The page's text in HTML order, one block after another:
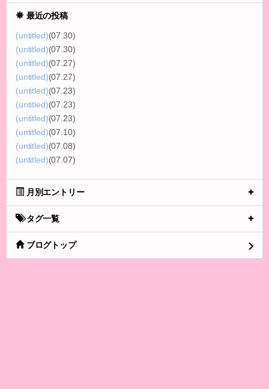
最近の投稿
(untitled)(07.30)
(untitled)(07.30)
(untitled)(07.27)
(untitled)(07.27)
(untitled)(07.23)
(untitled)(07.23)
(untitled)(07.23)
(untitled)(07.10)
(untitled)(07.08)
(untitled)(07.07)
月別エントリー
タグ一覧
ブログトップ